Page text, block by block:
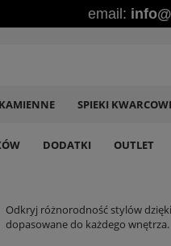
email:
SPIEKI
DODATKI OUTLET
Odkryj różnorodność stylów
dopasowane do każdego wnętrza.